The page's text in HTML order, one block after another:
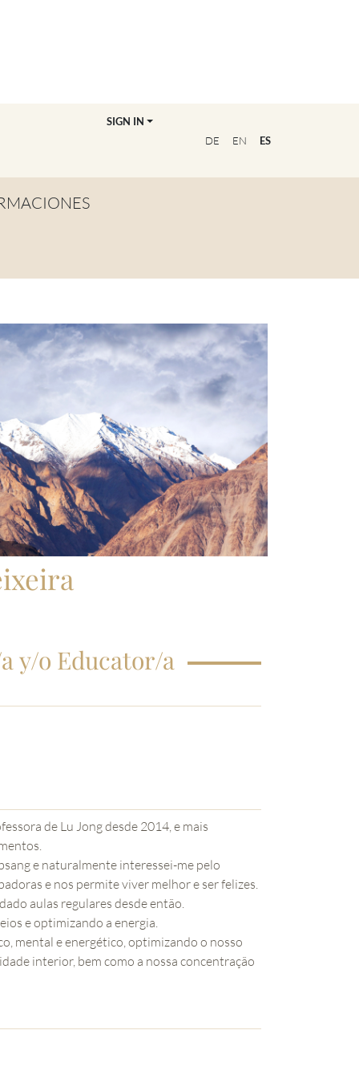
DE EN ES
SIGN IN
EN
A TU
A
CLASE
y/o Educator/a
de Lu Jong desde 2014, e mais
e naturalmente interessei-me pelo
e nos permite viver melhor e ser felizes.
aulas regulares desde então.
e optimizando a energia.
mental e energético, optimizando o nosso